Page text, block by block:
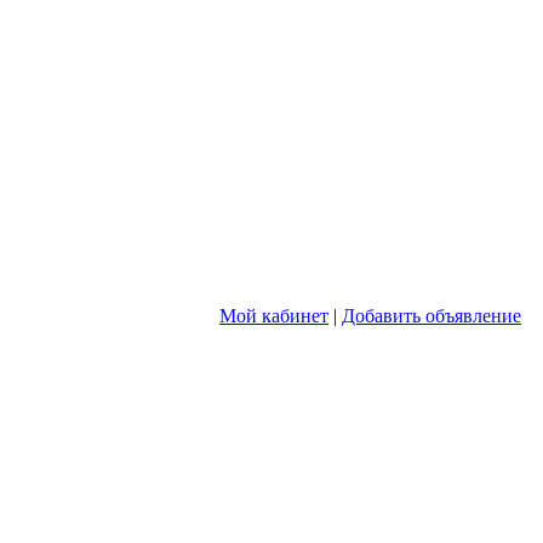
Мой кабинет | Добавить объявление